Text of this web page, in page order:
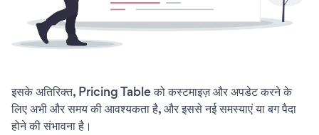
इसके अतिरिक्त, Pricing Table को कस्टमाइज़ और अपडेट करने के
लिए अभी और समय की आवश्यकता है, और इससे नई समस्याएं या बग पैदा
होने की संभावना है।